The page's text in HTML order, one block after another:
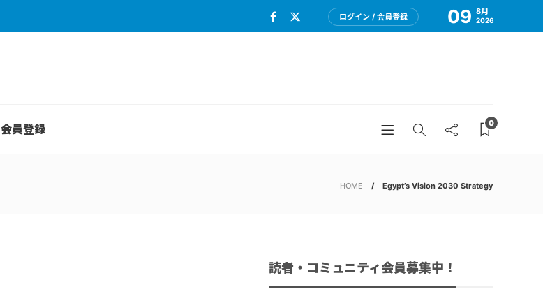
ログイン / 会員登録 09 8月
2026
会員登録 0
HOME Egypt’s Vision 2030 Strategy
読者・コミュニティ会員募集中！